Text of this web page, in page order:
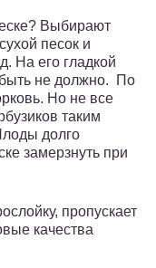
Выбирают
песок и
На его гладкой
не должно. По
Но не все
таким
долго
замерзнуть при
пропускает
качества